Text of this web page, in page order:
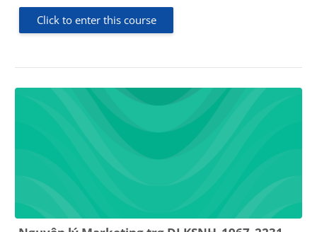
Click to enter this course